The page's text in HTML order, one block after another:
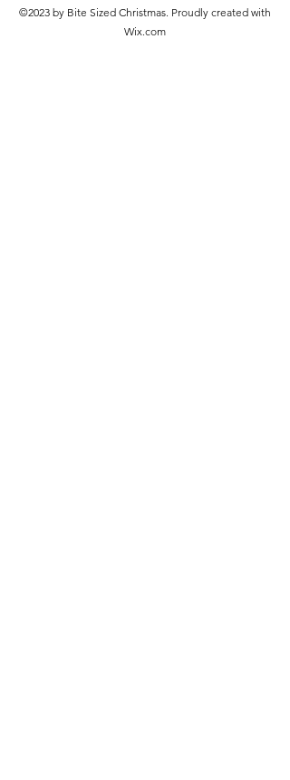
©2023 by Bite Sized Christmas. Proudly created with
Wix.com